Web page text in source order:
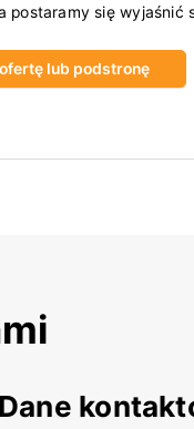
postaramy się wyjaśnić
lub podstronę
Dane